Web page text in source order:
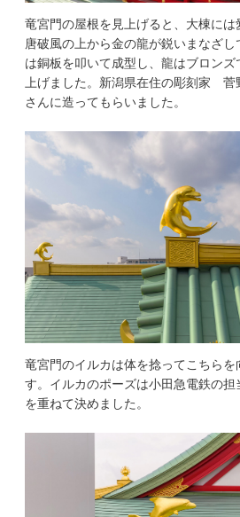
竜宮門の屋根を見上げると、大棟には
唐破風の上から金の龍が鋭いまなざ
は銅板を叩いて成型し、龍はブロン
上げました。新潟県在住の彫刻家 菅
さんに造ってもらいました。
竜宮門のイルカは体を捻ってこちら
す。イルカのポーズは小田急電鉄の
を重ねて決めました。